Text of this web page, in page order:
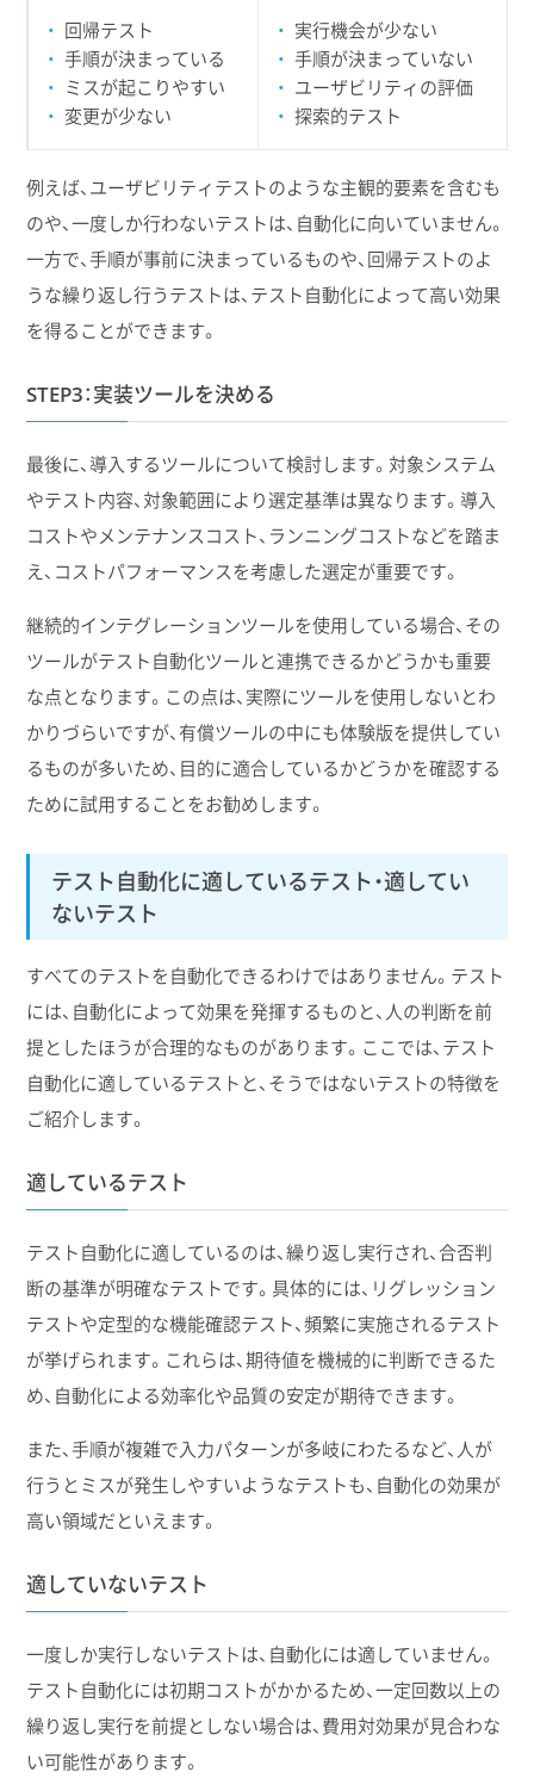
回帰テスト
手順が決まっている
ミスが起こりやすい
変更が少ない
実行機会が少ない
手順が決まっていない
ユーザビリティの評価
探索的テスト
例えば、ユーザビリティテストのような主観的要素を含むも
のや、一度しか行わないテストは、自動化に向いていません。
一方で、手順が事前に決まっているものや、回帰テストのよ
うな繰り返し行うテストは、テスト自動化によって高い効果
を得ることができます。
STEP3：実装ツールを決める
最後に、導入するツールについて検討します。対象システム
やテスト内容、対象範囲により選定基準は異なります。導入
コストやメンテナンスコスト、ランニングコストなどを踏ま
え、コストパフォーマンスを考慮した選定が重要です。
継続的インテグレーションツールを使用している場合、その
ツールがテスト自動化ツールと連携できるかどうかも重要
な点となります。この点は、実際にツールを使用しないとわ
かりづらいですが、有償ツールの中にも体験版を提供してい
るものが多いため、目的に適合しているかどうかを確認する
ために試用することをお勧めします。
テスト自動化に適しているテスト・適してい
ないテスト
すべてのテストを自動化できるわけではありません。テスト
には、自動化によって効果を発揮するものと、人の判断を前
提としたほうが合理的なものがあります。ここでは、テスト
自動化に適しているテストと、そうではないテストの特徴を
ご紹介します。
適しているテスト
テスト自動化に適しているのは、繰り返し実行され、合否判
断の基準が明確なテストです。具体的には、リグレッション
テストや定型的な機能確認テスト、頻繁に実施されるテスト
が挙げられます。これらは、期待値を機械的に判断できるた
め、自動化による効率化や品質の安定が期待できます。
また、手順が複雑で入力パターンが多岐にわたるなど、人が
行うとミスが発生しやすいようなテストも、自動化の効果が
高い領域だといえます。
適していないテスト
一度しか実行しないテストは、自動化には適していません。
テスト自動化には初期コストがかかるため、一定回数以上の
繰り返し実行を前提としない場合は、費用対効果が見合わな
い可能性があります。